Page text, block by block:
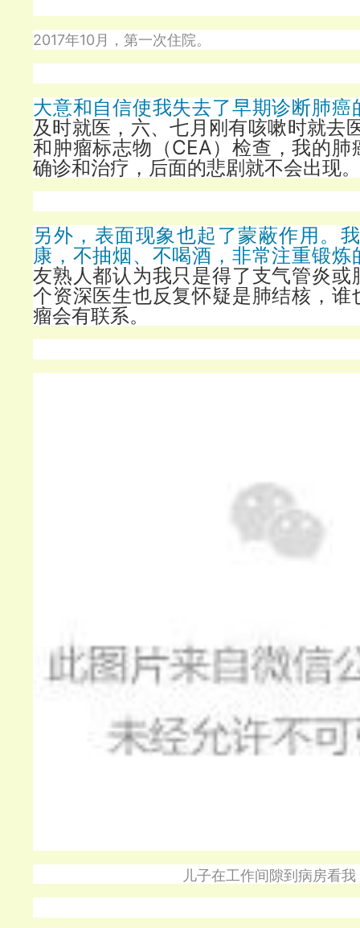
2017年10月，第一次住院。
大意和自信使我失去了早期诊断肺癌
及时就医，六、七月刚有咳嗽时就去
和肿瘤标志物（CEA）检查，我的肺
确诊和治疗，后面的悲剧就不会出现。
另外，表面现象也起了蒙蔽作用。
康，不抽烟、不喝酒，非常注重锻炼
友熟人都认为我只是得了支气管炎或
个资深医生也反复怀疑是肺结核，谁
瘤会有联系。
儿子在工作间隙到病房看我